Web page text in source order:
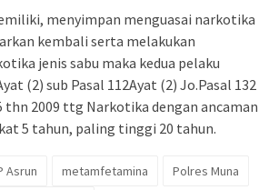
menyimpan menguasai narkotika
kembali serta melakukan
jenis sabu maka kedua pelaku
(2) sub Pasal 112Ayat (2) Jo.Pasal 132
thn 2009 ttg Narkotika dengan ancaman
5 tahun, paling tinggi 20 tahun.
Asrun metamfetamina
Polres Muna